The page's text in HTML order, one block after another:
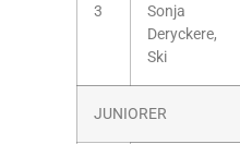
3
Sonja
Deryckere,
Ski
JUNIORER